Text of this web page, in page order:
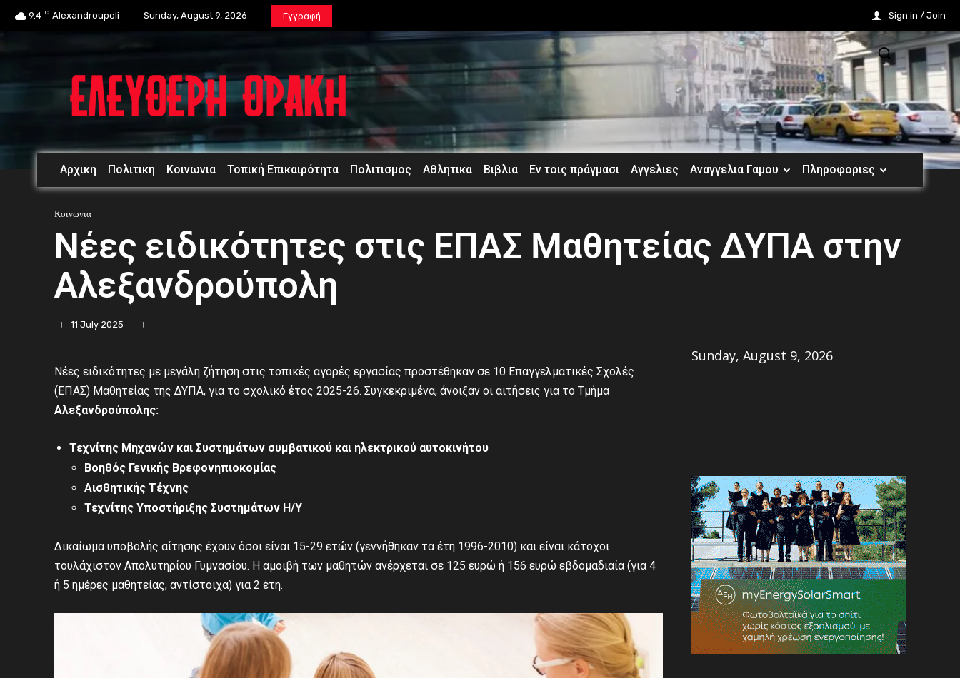
9.4 C Alexandroupoli Sunday, August 9, 2026 Εγγραφή Sign in / Join
Αρχικη Πολιτικη Κοινωνια Τοπική Επικαιρότητα Πολιτισμος Αθλητικα Βιβλια Εν τοις πράγμασι Αγγελιες Αναγγελια Γαμου Πληροφοριες
Κοινωνια
Νέες ειδικότητες στις ΕΠΑΣ Μαθητείας ΔΥΠΑ στην
Αλεξανδρούπολη
11 July 2025
Νέες ειδικότητες με μεγάλη ζήτηση στις τοπικές αγορές εργασίας προστέθηκαν σε 10 Επαγγελματικές Σχολές
(ΕΠΑΣ) Μαθητείας της ΔΥΠΑ, για το σχολικό έτος 2025-26. Συγκεκριμένα, άνοιξαν οι αιτήσεις για το Τμήμα
Αλεξανδρούπολης:
Τεχνίτης Μηχανών και Συστημάτων συμβατικού και ηλεκτρικού αυτοκινήτου
Βοηθός Γενικής Βρεφονηπιοκομίας
Αισθητικής Τέχνης
Τεχνίτης Υποστήριξης Συστημάτων Η/Υ
Δικαίωμα υποβολής αίτησης έχουν όσοι είναι 15-29 ετών (γεννήθηκαν τα έτη 1996-2010) και είναι κάτοχοι
τουλάχιστον Απολυτηρίου Γυμνασίου. Η αμοιβή των μαθητών ανέρχεται σε 125 ευρώ ή 156 ευρώ εβδομαδιαία (για 4
ή 5 ημέρες μαθητείας, αντίστοιχα) για 2 έτη.
Sunday, August 9, 2026